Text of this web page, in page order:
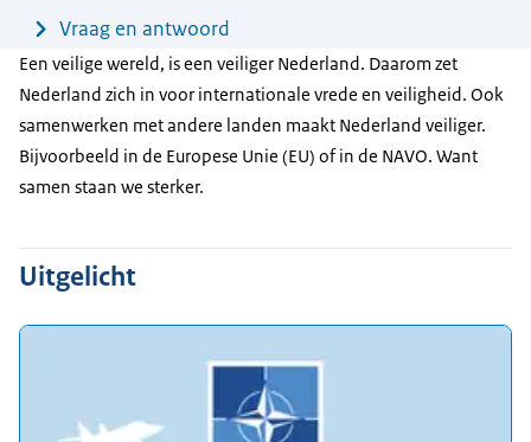
Vraag en antwoord
Een veilige wereld, is een veiliger Nederland. Daarom zet
Nederland zich in voor internationale vrede en veiligheid. Ook
samenwerken met andere landen maakt Nederland veiliger.
Bijvoorbeeld in de Europese Unie (EU) of in de NAVO. Want
samen staan we sterker.
Uitgelicht